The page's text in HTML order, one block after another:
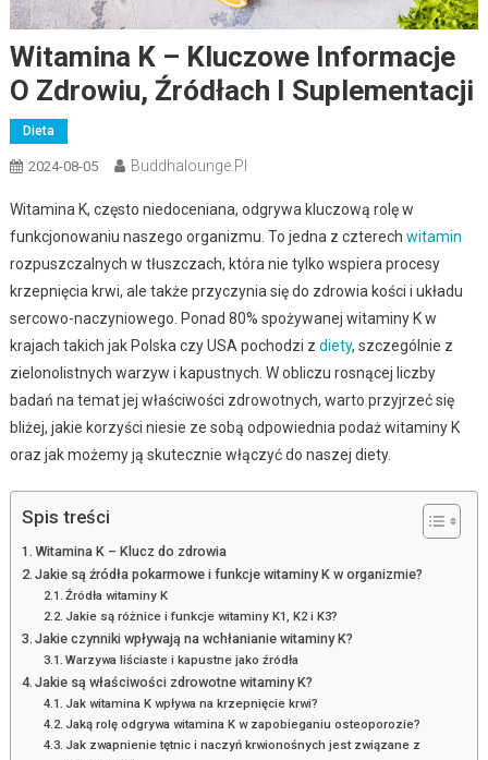
Witamina K – Kluczowe Informacje
O Zdrowiu, Źródłach I Suplementacji
Dieta
2024-08-05 Buddhalounge.pl
Witamina K, często niedoceniana, odgrywa kluczową rolę w
funkcjonowaniu naszego organizmu. To jedna z czterech witamin
rozpuszczalnych w tłuszczach, która nie tylko wspiera procesy
krzepnięcia krwi, ale także przyczynia się do zdrowia kości i układu
sercowo-naczyniowego. Ponad 80% spożywanej witaminy K w
krajach takich jak Polska czy USA pochodzi z diety, szczególnie z
zielonolistnych warzyw i kapustnych. W obliczu rosnącej liczby
badań na temat jej właściwości zdrowotnych, warto przyjrzeć się
bliżej, jakie korzyści niesie ze sobą odpowiednia podaż witaminy K
oraz jak możemy ją skutecznie włączyć do naszej diety.
Spis treści
Witamina K – Klucz do zdrowia
Jakie są źródła pokarmowe i funkcje witaminy K w organizmie?
Źródła witaminy K
Jakie są różnice i funkcje witaminy K1, K2 i K3?
Jakie czynniki wpływają na wchłanianie witaminy K?
Warzywa liściaste i kapustne jako źródła
Jakie są właściwości zdrowotne witaminy K?
Jak witamina K wpływa na krzepnięcie krwi?
Jaką rolę odgrywa witamina K w zapobieganiu osteoporozie?
Jak zwapnienie tętnic i naczyń krwionośnych jest związane z